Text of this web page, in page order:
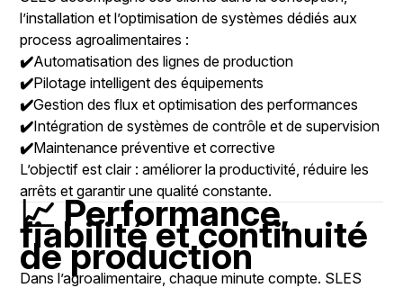
l’installation et l’optimisation de systèmes dédiés aux
process agroalimentaires :
✔️Automatisation des lignes de production
✔️Pilotage intelligent des équipements
✔️Gestion des flux et optimisation des performances
✔️Intégration de systèmes de contrôle et de supervision
✔️Maintenance préventive et corrective
L’objectif est clair : améliorer la productivité, réduire les
arrêts et garantir une qualité constante.
📈 Performance,
fiabilité et continuité
de production
Dans l’agroalimentaire, chaque minute compte. SLES